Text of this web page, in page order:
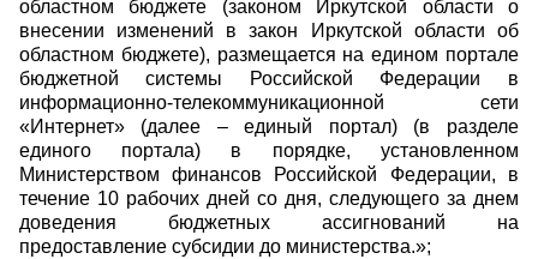
областном бюджете (законом Иркутской области о
внесении изменений в закон Иркутской области об
областном бюджете), размещается на едином портале
бюджетной системы Российской Федерации в
информационно-телекоммуникационной сети
«Интернет» (далее – единый портал) (в разделе
единого портала) в порядке, установленном
Министерством финансов Российской Федерации, в
течение 10 рабочих дней со дня, следующего за днем
доведения бюджетных ассигнований на
предоставление субсидии до министерства.»;